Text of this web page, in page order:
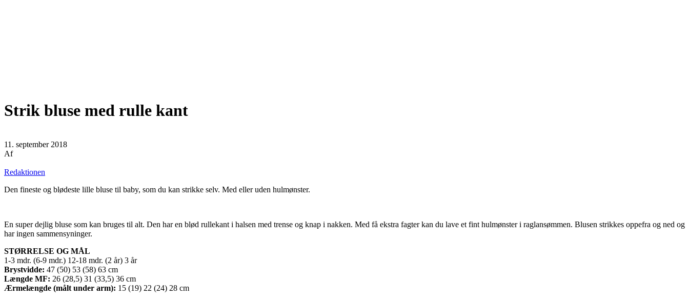
Strik bluse med rulle kant
11. september 2018
Af
Redaktionen
Den fineste og blødeste lille bluse til baby, som du kan strikke selv. Med eller uden hulmønster.
En super dejlig bluse som kan bruges til alt. Den har en blød rullekant i halsen med trense og knap i nakken. Med få ekstra fagter kan du lave et fint hulmønster i raglansømmen. Blusen strikkes oppefra og ned og
har ingen sammensyninger.
STØRRELSE OG MÅL
1-3 mdr. (6-9 mdr.) 12-18 mdr. (2 år) 3 år
Brystvidde: 47 (50) 53 (58) 63 cm
Længde MF: 26 (28,5) 31 (33,5) 36 cm
Ærmelængde (målt under arm): 15 (19) 22 (24) 28 cm